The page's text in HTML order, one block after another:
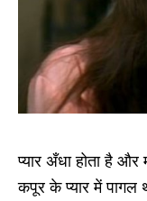
प्यार अँधा होता है और
कपूर के प्यार में पागल